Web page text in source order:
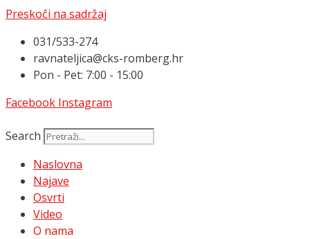
Preskoči na sadržaj
031/533-274
ravnateljica@cks-romberg.hr
Pon - Pet: 7:00 - 15:00
Facebook Instagram
Search
Naslovna
Najave
Osvrti
Video
O nama